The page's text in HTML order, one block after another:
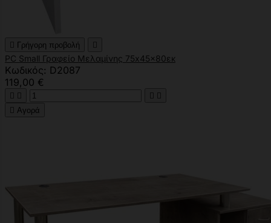
 Γρήγορη προβολή 
PC Small Γραφείο Μελαμίνης 75x45x80εκ
Κωδικός: D2087
119,00 €
   
 Αγορά